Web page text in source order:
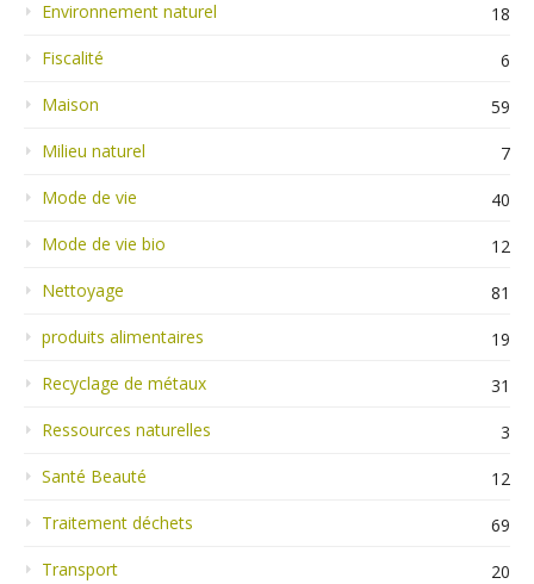
Environnement naturel
18
Fiscalité
6
Maison
59
Milieu naturel
7
Mode de vie
40
Mode de vie bio
12
Nettoyage
81
produits alimentaires
19
Recyclage de métaux
31
Ressources naturelles
3
Santé Beauté
12
Traitement déchets
69
Transport
20